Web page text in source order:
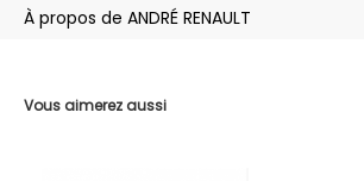
Vous aimerez aussi
À propos de ANDRÉ RENAULT